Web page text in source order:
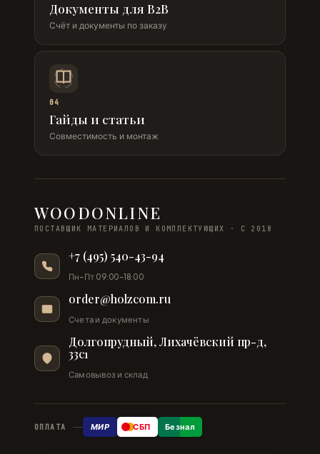
Документы для B2B
Счёт и документы по заказу
04
Гайды и статьи
Совместимость и монтаж
WOODONLINE
ПОСТАВЩИК МАТЕРИАЛОВ И КОМПЛЕКТУЮЩИХ · С 2018
+7 (495) 540-43-94
Пн–Пт 09:00–18:00
order@holzcom.ru
Счета и документы
Долгопрудный, Лихачёвский пр-д,
33с1
Самовывоз и склад
ОПЛАТА МИР СБП Безнал